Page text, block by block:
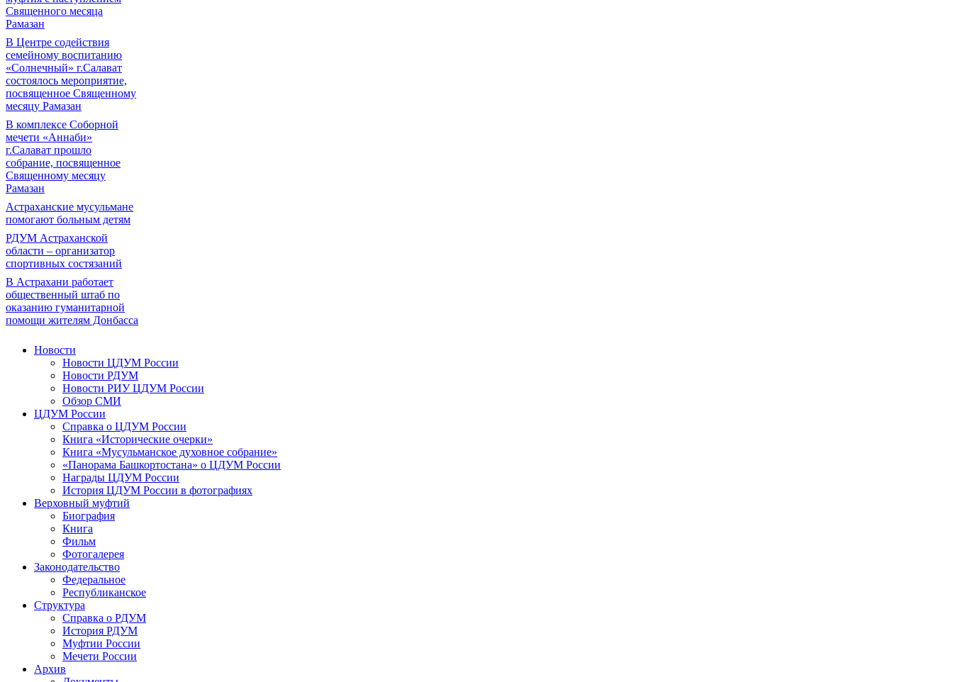
Священного месяца
Рамазан
В Центре содействия
семейному воспитанию
«Солнечный» г.Салават
состоялось мероприятие,
посвященное Священному
месяцу Рамазан
В комплексе Соборной
мечети «Аннаби»
г.Салават прошло
собрание, посвященное
Священному месяцу
Рамазан
Астраханские мусульмане
помогают больным детям
РДУМ Астраханской
области – организатор
спортивных состязаний
В Астрахани работает
общественный штаб по
оказанию гуманитарной
помощи жителям Донбасса
Новости
Новости ЦДУМ России
Новости РДУМ
Новости РИУ ЦДУМ России
Обзор СМИ
ЦДУМ России
Справка о ЦДУМ России
Книга «Исторические очерки»
Книга «Мусульманское духовное собрание»
«Панорама Башкортостана» о ЦДУМ России
Награды ЦДУМ России
История ЦДУМ России в фотографиях
Верховный муфтий
Биография
Книга
Фильм
Фотогалерея
Законодательство
Федеральное
Республиканское
Структура
Справка о РДУМ
История РДУМ
Муфтии России
Мечети России
Архив